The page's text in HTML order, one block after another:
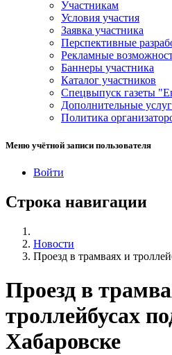
Участникам
Условия участия
Заявка участника
Перспективные
Рекламные
Баннеры участника
Каталог участников
Спецвыпуск газеты
Дополнительные
Политика
Меню учётной записи пользователя
Войти
Строка навигации
Новости
Проезд в трамваях и
Проезд в
троллейбусах
Хабаровске